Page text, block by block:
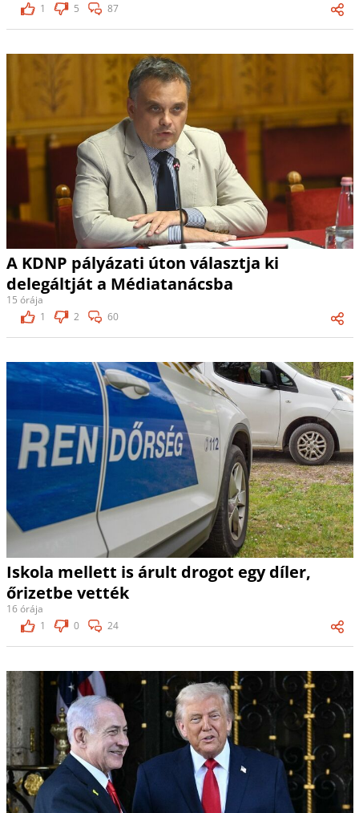
1
5 87
A KDNP pályázati úton választja ki
delegáltját a Médiatanácsba
15 órája
1
2 60
Iskola mellett is árult drogot egy díler,
őrizetbe vették
16 órája
1
0 24